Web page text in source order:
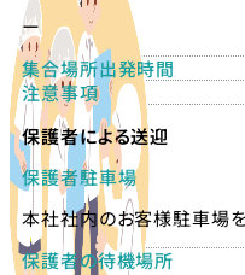
ー
集合場所出発時間
注意事項
保護者による送迎
保護者駐車場
本社社内のお客様駐車場
保護者の待機場所